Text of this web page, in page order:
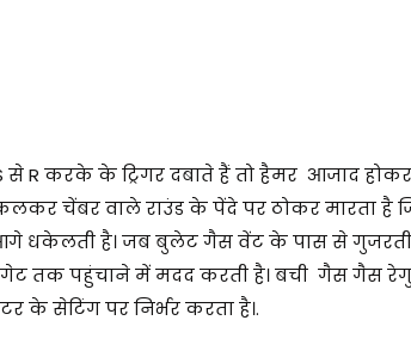
R करके के ट्रिगर दबाते हैं तो हैमर आजाद
चेंबर वाले राउंड के पेंदे पर ठोकर मारता है
धकेलती है। जब बुलेट गैस वेंट के पास से
तक पहुंचाने में मदद करती है। बची गैस गैस
के सेटिंग पर निर्भर करता है।.